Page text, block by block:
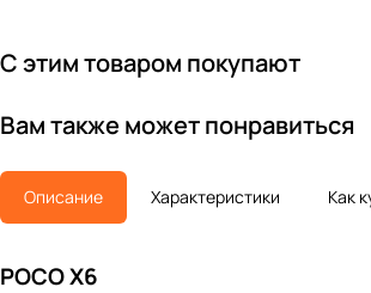
С этим товаром покупают
Вам также может понравиться
Описание Характеристики Как
POCO X6